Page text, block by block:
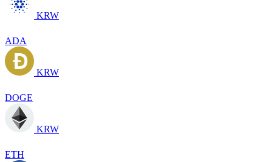
KRW
ADA
KRW
DOGE
KRW
ETH